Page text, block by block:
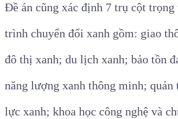
Đề án cũng xác định 7 trụ cột trọng
trình chuyển đổi xanh gồm: giao
đô thị xanh; du lịch xanh; bảo tồn
năng lượng xanh thông minh; quản
lực xanh; khoa học công nghệ và